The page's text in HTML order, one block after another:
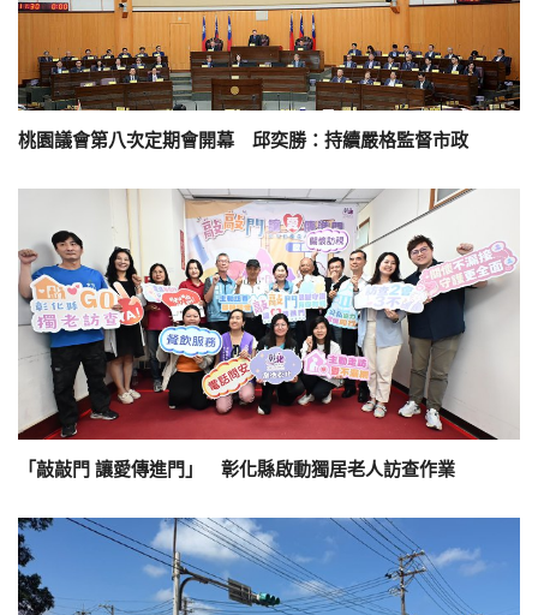
桃園議會第八次定期會開幕 邱奕勝：持續嚴格監督市政
「敲敲門 讓愛傳進門」 彰化縣啟動獨居老人訪查作業